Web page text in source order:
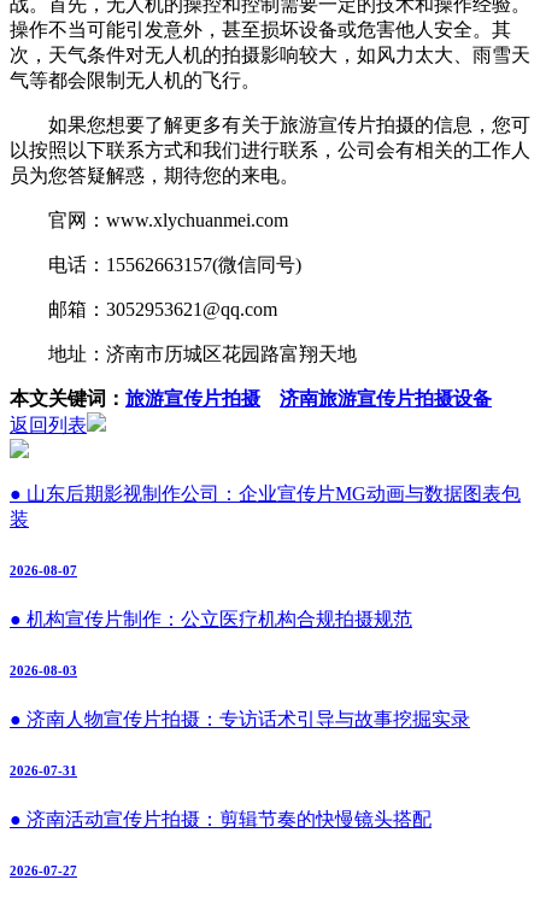
战。首先，无人机的操控和控制需要一定的技术和操作经验。
操作不当可能引发意外，甚至损坏设备或危害他人安全。其
次，天气条件对无人机的拍摄影响较大，如风力太大、雨雪天
气等都会限制无人机的飞行。
如果您想要了解更多有关于旅游宣传片拍摄的信息，您可
以按照以下联系方式和我们进行联系，公司会有相关的工作人
员为您答疑解惑，期待您的来电。
官网：www.xlychuanmei.com
电话：15562663157(微信同号)
邮箱：3052953621@qq.com
地址：济南市历城区花园路富翔天地
本文关键词： 旅游宣传片拍摄
济南旅游宣传片拍摄设备
返回列表
● 山东后期影视制作公司：企业宣传片MG动画与数据图表包
装
2026-08-07
● 机构宣传片制作：公立医疗机构合规拍摄规范
2026-08-03
● 济南人物宣传片拍摄：专访话术引导与故事挖掘实录
2026-07-31
● 济南活动宣传片拍摄：剪辑节奏的快慢镜头搭配
2026-07-27